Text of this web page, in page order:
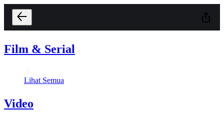
Film & Serial
Lihat Semua
Video